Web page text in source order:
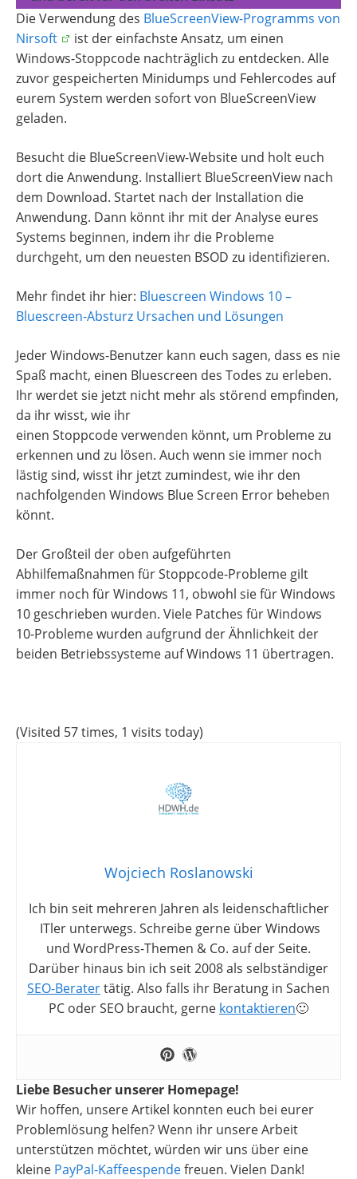
Die Verwendung des BlueScreenView-Programms von
Nirsoft
ist der einfachste Ansatz, um einen
Windows-Stoppcode nachträglich zu entdecken. Alle
zuvor gespeicherten Minidumps und Fehlercodes auf
eurem System werden sofort von BlueScreenView
geladen.
Besucht die BlueScreenView-Website und holt euch
dort die Anwendung. Installiert BlueScreenView nach
dem Download. Startet nach der Installation die
Anwendung. Dann könnt ihr mit der Analyse eures
Systems beginnen, indem ihr die Probleme
durchgeht, um den neuesten BSOD zu identifizieren.
Mehr findet ihr hier: Bluescreen Windows 10 –
Bluescreen-Absturz Ursachen und Lösungen
Jeder Windows-Benutzer kann euch sagen, dass es nie
Spaß macht, einen Bluescreen des Todes zu erleben.
Ihr werdet sie jetzt nicht mehr als störend empfinden,
da ihr wisst, wie ihr
einen Stoppcode verwenden könnt, um Probleme zu
erkennen und zu lösen. Auch wenn sie immer noch
lästig sind, wisst ihr jetzt zumindest, wie ihr den
nachfolgenden Windows Blue Screen Error beheben
könnt.
Der Großteil der oben aufgeführten
Abhilfemaßnahmen für Stoppcode-Probleme gilt
immer noch für Windows 11, obwohl sie für Windows
10 geschrieben wurden. Viele Patches für Windows
10-Probleme wurden aufgrund der Ähnlichkeit der
beiden Betriebssysteme auf Windows 11 übertragen.
(Visited 57 times, 1 visits today)
Wojciech Roslanowski
Ich bin seit mehreren Jahren als leidenschaftlicher
ITler unterwegs. Schreibe gerne über Windows
und WordPress-Themen & Co. auf der Seite.
Darüber hinaus bin ich seit 2008 als selbständiger
SEO-Beratertätig. Also falls ihr Beratung in Sachen
PC oder SEO braucht, gerne kontaktieren🙂
Liebe Besucher unserer Homepage!
Wir hoffen, unsere Artikel konnten euch bei eurer
Problemlösung helfen? Wenn ihr unsere Arbeit
unterstützen möchtet, würden wir uns über eine
kleine PayPal-Kaffeespendefreuen. Vielen Dank!